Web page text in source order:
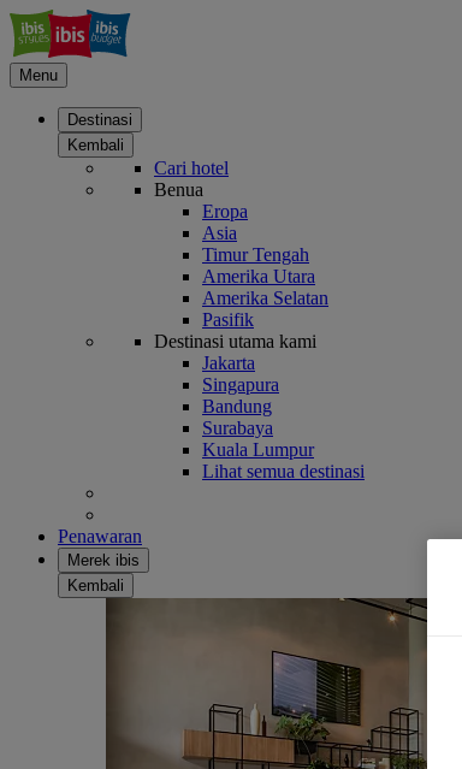
Menu
Destinasi
Kembali
Cari hotel
Benua
Eropa
Asia
Timur Tengah
Amerika Utara
Amerika Selatan
Pasifik
Destinasi utama kami
Jakarta
Singapura
Bandung
Surabaya
Kuala Lumpur
Lihat semua destinasi
Penawaran
Merek ibis
Kembali